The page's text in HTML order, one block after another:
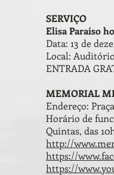
SERVIÇO
Elisa Paraíso
Data: 13 de
Local:
ENTRADA
MEMORIAL
Endereço:
Horário de
Quintas, das
http://
https://
https://